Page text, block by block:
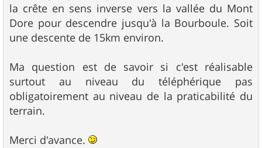
la crête en sens inverse vers la vallée du Mont
Dore pour descendre jusqu'à la Bourboule. Soit
une descente de 15km environ.
Ma question est de savoir si c'est réalisable
surtout au niveau du téléphérique pas
obligatoirement au niveau de la praticabilité du
terrain.
Merci d'avance.